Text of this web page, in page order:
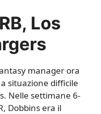
Los
manager ora
situazione difficile
Nelle settimane 6-
Dobbins era il